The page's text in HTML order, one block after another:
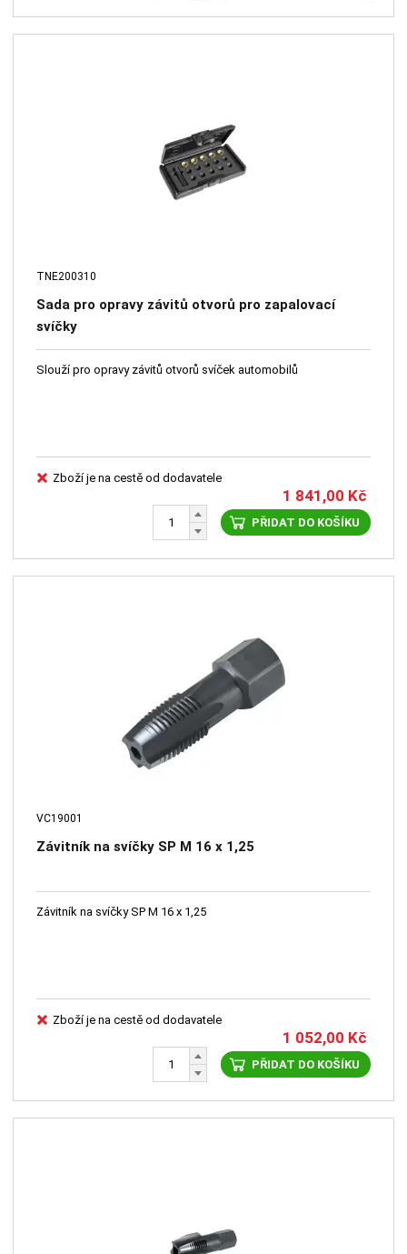
TNE200310
Sada pro opravy závitů otvorů pro zapalovací
svíčky
Slouží pro opravy závitů otvorů svíček automobilů
Zboží je na cestě od dodavatele
1 841,00 Kč
PŘIDAT DO KOŠÍKU
VC19001
Závitník na svíčky SP M 16 x 1,25
Závitník na svíčky SP M 16 x 1,25
Zboží je na cestě od dodavatele
1 052,00 Kč
PŘIDAT DO KOŠÍKU